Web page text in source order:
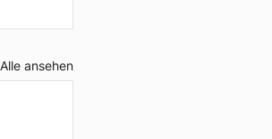
Alle ansehen